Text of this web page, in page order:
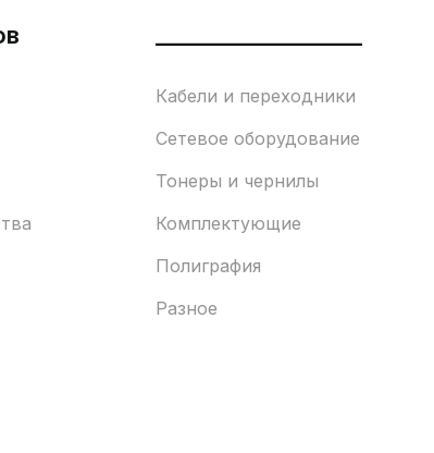
___________________
Кабели и переходники
Сетевое оборудование
Тонеры и чернилы
Комплектующие
Полиграфия
Разное